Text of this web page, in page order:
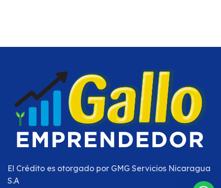
El Crédito es otorgado por GMG Servicios Nicaragua
S.A